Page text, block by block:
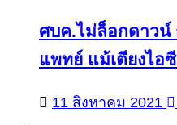
ศบค.ไม่ล็อกดาวน์
แพทย์ แม้เตียงไอ
11 สิงหาคม 2021